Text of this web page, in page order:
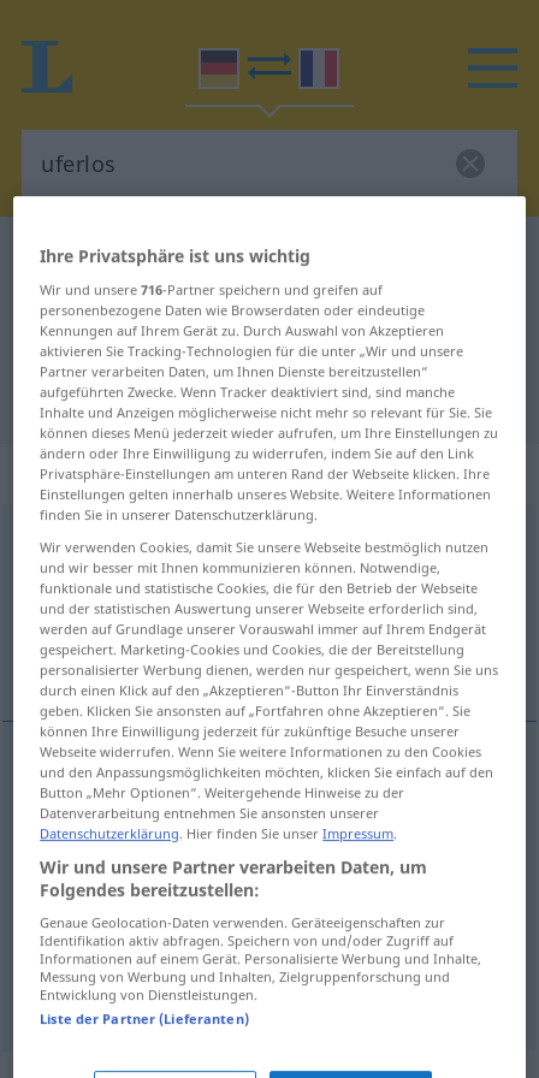
Deutsch-Französisch Wörterbuch
Deutsch-Französisch Übersetzung
für "uferlos"
"uferlos" Französisch Übersetzung
„uferlos“: Adjektiv
uferlos
Übersicht aller Übersetzungen
(Für mehr Details die Übersetzung anklicken/antippen)
sans limites, illimité, sans fin, interminable
sans limites uferlos
illimité uferlosGebiet, Thema
sansfin uferlos Debatte
interminable uferlos
Ihre Privatsphäre ist uns wichtig
Wir und unsere716-Partner speichern und greifen auf
personenbezogene Daten wie Browserdaten oder eindeutige
Kennungen auf Ihrem Gerät zu. Durch Auswahl von Akzeptieren
aktivieren Sie Tracking-Technologien für die unter „Wir und unsere
Partner verarbeiten Daten, um Ihnen Dienste bereitzustellen“
aufgeführten Zwecke. Wenn Tracker deaktiviert sind, sind manche
Inhalte und Anzeigen möglicherweise nicht mehr so relevant für Sie. Sie
können dieses Menü jederzeit wieder aufrufen, um Ihre Einstellungen zu
ändern oder Ihre Einwilligung zu widerrufen, indem Sie auf den Link
Privatsphäre-Einstellungen am unteren Rand der Webseite klicken. Ihre
Einstellungen gelten innerhalb unseres Website. Weitere Informationen
finden Sie in unserer Datenschutzerklärung.
Wir verwenden Cookies, damit Sie unsere Webseite bestmöglich nutzen
und wir besser mit Ihnen kommunizieren können. Notwendige,
funktionale und statistische Cookies, die für den Betrieb der Webseite
und der statistischen Auswertung unserer Webseite erforderlich sind,
werden auf Grundlage unserer Vorauswahl immer auf Ihrem Endgerät
gespeichert. Marketing-Cookies und Cookies, die der Bereitstellung
personalisierter Werbung dienen, werden nur gespeichert, wenn Sie uns
durch einen Klick auf den „Akzeptieren“-Button Ihr Einverständnis
geben. Klicken Sie ansonsten auf „Fortfahren ohne Akzeptieren“. Sie
können Ihre Einwilligung jederzeit für zukünftige Besuche unserer
Webseite widerrufen. Wenn Sie weitere Informationen zu den Cookies
und den Anpassungsmöglichkeiten möchten, klicken Sie einfach auf den
Button „Mehr Optionen“. Weitergehende Hinweise zu der
Datenverarbeitung entnehmen Sie ansonsten unserer
Datenschutzerklärung. Hier finden Sie unserImpressum.
Wir und unsere Partner verarbeiten Daten, um
Folgendes bereitzustellen:
Genaue Geolocation-Daten verwenden. Geräteeigenschaften zur
Identifikation aktiv abfragen. Speichern von und/oder Zugriff auf
Informationen auf einem Gerät. Personalisierte Werbung und Inhalte,
Messung von Werbung und Inhalten, Zielgruppenforschung und
Entwicklung von Dienstleistungen.
Liste der Partner (Lieferanten)